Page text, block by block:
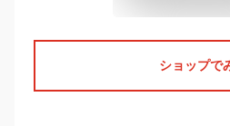
ショップで